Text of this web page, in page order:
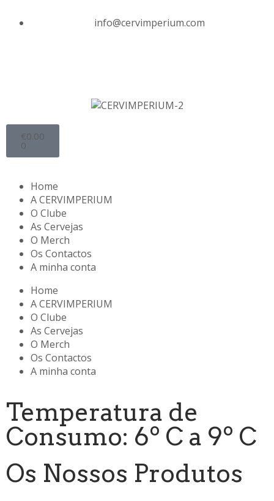
info@cervimperium.com
€0.00
0
Home
A CERVIMPERIUM
O Clube
As Cervejas
O Merch
Os Contactos
A minha conta
Home
A CERVIMPERIUM
O Clube
As Cervejas
O Merch
Os Contactos
A minha conta
Temperatura de
Consumo: 6º C a 9º C
Os Nossos Produtos